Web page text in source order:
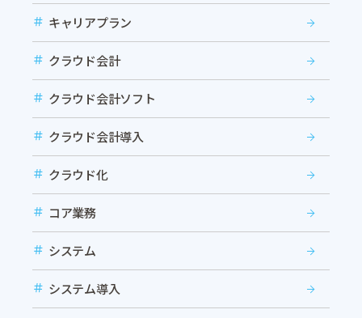
キャリアプラン
クラウド会計
クラウド会計ソフト
クラウド会計導入
クラウド化
コア業務
システム
システム導入